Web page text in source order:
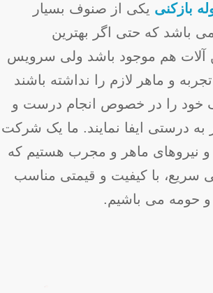
بازکنی یکی از صنوف بسیار
باشد که حتی اگر بهترین
آلات هم موجود باشد ولی سرویس
و ماهر لازم را نداشته باشند
خود را در خصوص انجام درست و
درستی ایفا نمایند. ما یک شرکت
و نیروهای ماهر و مجرب هستیم که
سریع، با کیفیت و قیمتی مناسب
حومه می باشیم.